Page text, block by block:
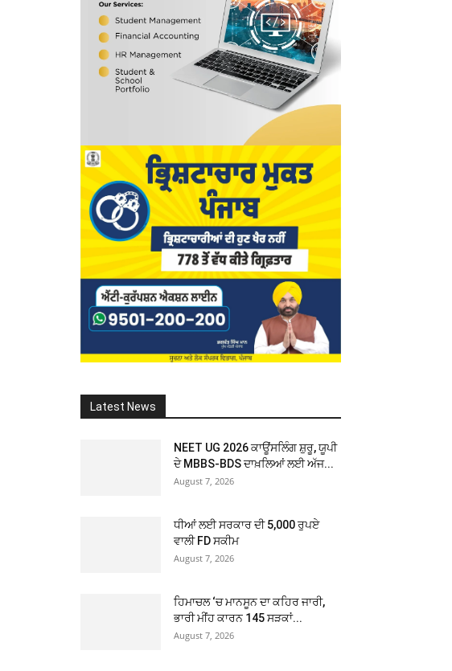
Latest News
NEET UG 2026 ਕਾਊਂਸਲਿੰਗ ਸ਼ੁਰੂ, ਯੂਪੀ
ਦੇ MBBS-BDS ਦਾਖ਼ਲਿਆਂ ਲਈ ਅੱਜ...
August 7, 2026
ਧੀਆਂ ਲਈ ਸਰਕਾਰ ਦੀ 5,000 ਰੁਪਏ
ਵਾਲੀ FD ਸਕੀਮ
August 7, 2026
ਹਿਮਾਚਲ ‘ਚ ਮਾਨਸੂਨ ਦਾ ਕਹਿਰ ਜਾਰੀ,
ਭਾਰੀ ਮੀਂਹ ਕਾਰਨ 145 ਸੜਕਾਂ...
August 7, 2026